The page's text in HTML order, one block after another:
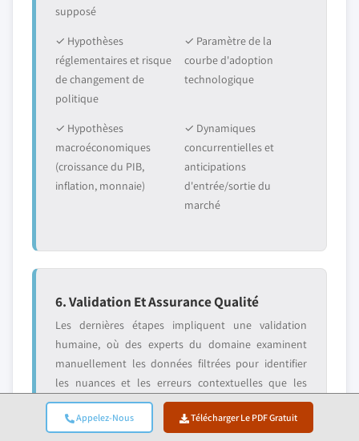
Appelez-Nous Télécharger Le PDF Gratuit
supposé
✓ Hypothèses
réglementaires et risque
de changement de
politique
✓ Paramètre de la
courbe d'adoption
technologique
✓ Hypothèses
macroéconomiques
(croissance du PIB,
inflation, monnaie)
✓ Dynamiques
concurrentielles et
anticipations
d'entrée/sortie du
marché
6. Validation Et Assurance Qualité
Les dernières étapes impliquent une validation
humaine, où des experts du domaine examinent
manuellement les données filtrées pour identifier
les nuances et les erreurs contextuelles que les
systèmes automatisés pourraient manquer. Cette
revue par des experts ajoute une couche critique